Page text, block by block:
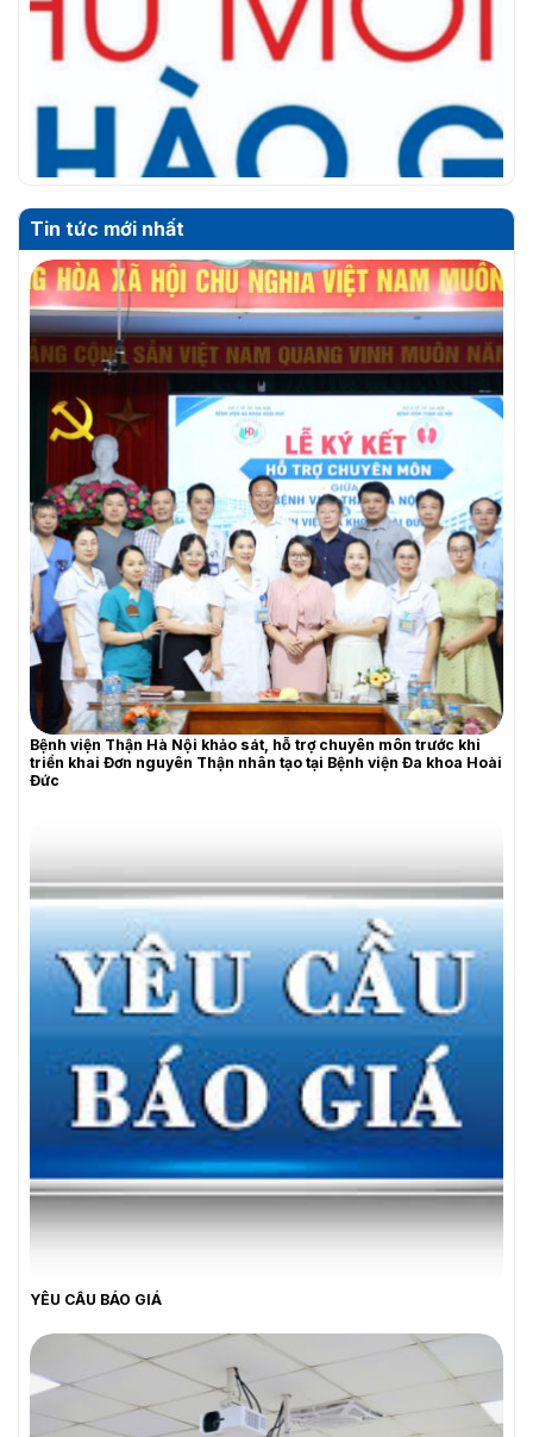
THƯ MỜI
THƯ MỜI BÁO GIÁ
Tin tức mới nhất
Bệnh viện Thận Hà Nội khảo sát, hỗ trợ chuyên môn trước khi
triển khai Đơn nguyên Thận nhân tạo tại Bệnh viện Đa khoa Hoài
Đức
YÊU CẦU BÁO GIÁ